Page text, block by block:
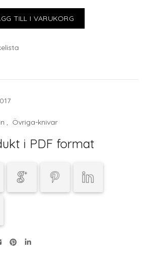
TILL I VARUKORG
Övriga-knivar
i PDF format